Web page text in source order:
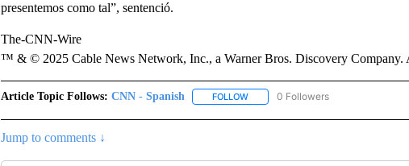
presentemos como tal”, sentenció.
The-CNN-Wire
™ & © 2025 Cable News Network, Inc., a Warner Bros. Discovery Company.
Article Topic Follows: CNN - Spanish FOLLOWFOLLOW "CNN - SPANISH" TO
0 Followers
Jump to comments ↓